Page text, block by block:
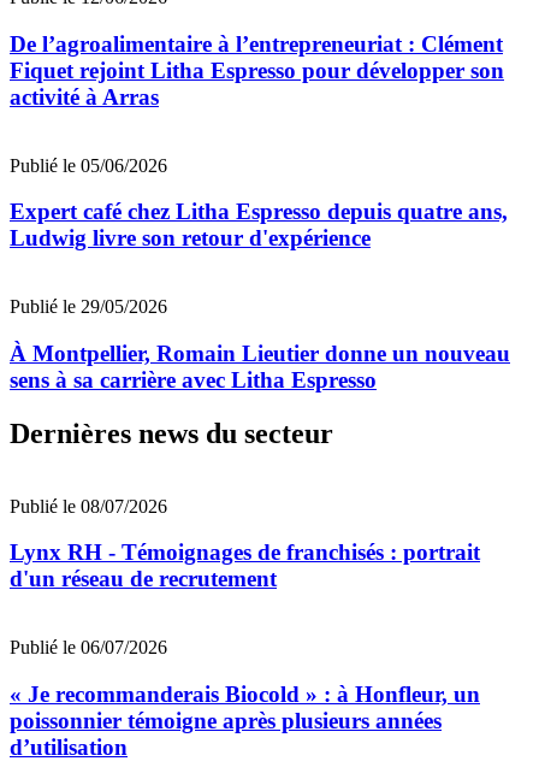
De l’agroalimentaire à l’entrepreneuriat : Clément
Fiquet rejoint Litha Espresso pour développer son
activité à Arras
Publié le 05/06/2026
Expert café chez Litha Espresso depuis quatre ans,
Ludwig livre son retour d'expérience
Publié le 29/05/2026
À Montpellier, Romain Lieutier donne un nouveau
sens à sa carrière avec Litha Espresso
Dernières news du secteur
Publié le 08/07/2026
Lynx RH - Témoignages de franchisés : portrait
d'un réseau de recrutement
Publié le 06/07/2026
« Je recommanderais Biocold » : à Honfleur, un
poissonnier témoigne après plusieurs années
d’utilisation